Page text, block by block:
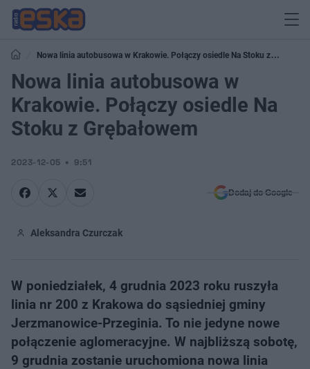
Nowa linia autobusowa w Krakowie. Połączy osiedle Na Stoku z
Grębałowem
Nowa linia autobusowa w
Krakowie. Połączy osiedle Na
Stoku z Grębałowem
2023-12-05 9:51
Dodaj do Google
Aleksandra Czurczak
W poniedziałek, 4 grudnia 2023 roku ruszyła
linia nr 200 z Krakowa do sąsiedniej gminy
Jerzmanowice-Przeginia. To nie jedyne nowe
połączenie aglomeracyjne. W najbliższą sobotę,
9 grudnia zostanie uruchomiona nowa linia